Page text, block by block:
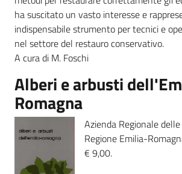
ha suscitato un vasto interesse e
indispensabile strumento per tecnici e
nel settore del restauro conservativo.
A cura di M. Foschi
Alberi e arbusti
Romagna
Azienda Regionale
Regione Emilia-
€ 9,00.